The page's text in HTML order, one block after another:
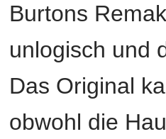
Burtons
unlogisch und
Das Original
obwohl die